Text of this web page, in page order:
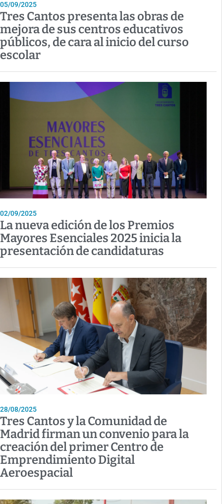
05/09/2025
Tres Cantos presenta las obras de
mejora de sus centros educativos
públicos, de cara al inicio del curso
escolar
02/09/2025
La nueva edición de los Premios
Mayores Esenciales 2025 inicia la
presentación de candidaturas
28/08/2025
Tres Cantos y la Comunidad de
Madrid firman un convenio para la
creación del primer Centro de
Emprendimiento Digital
Aeroespacial